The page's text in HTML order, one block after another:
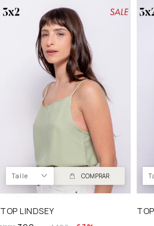
Talle COMPRAR
TOP LINDSEY